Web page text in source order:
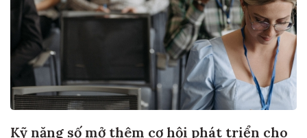
Kỹ năng số mở thêm cơ hội phát triển cho